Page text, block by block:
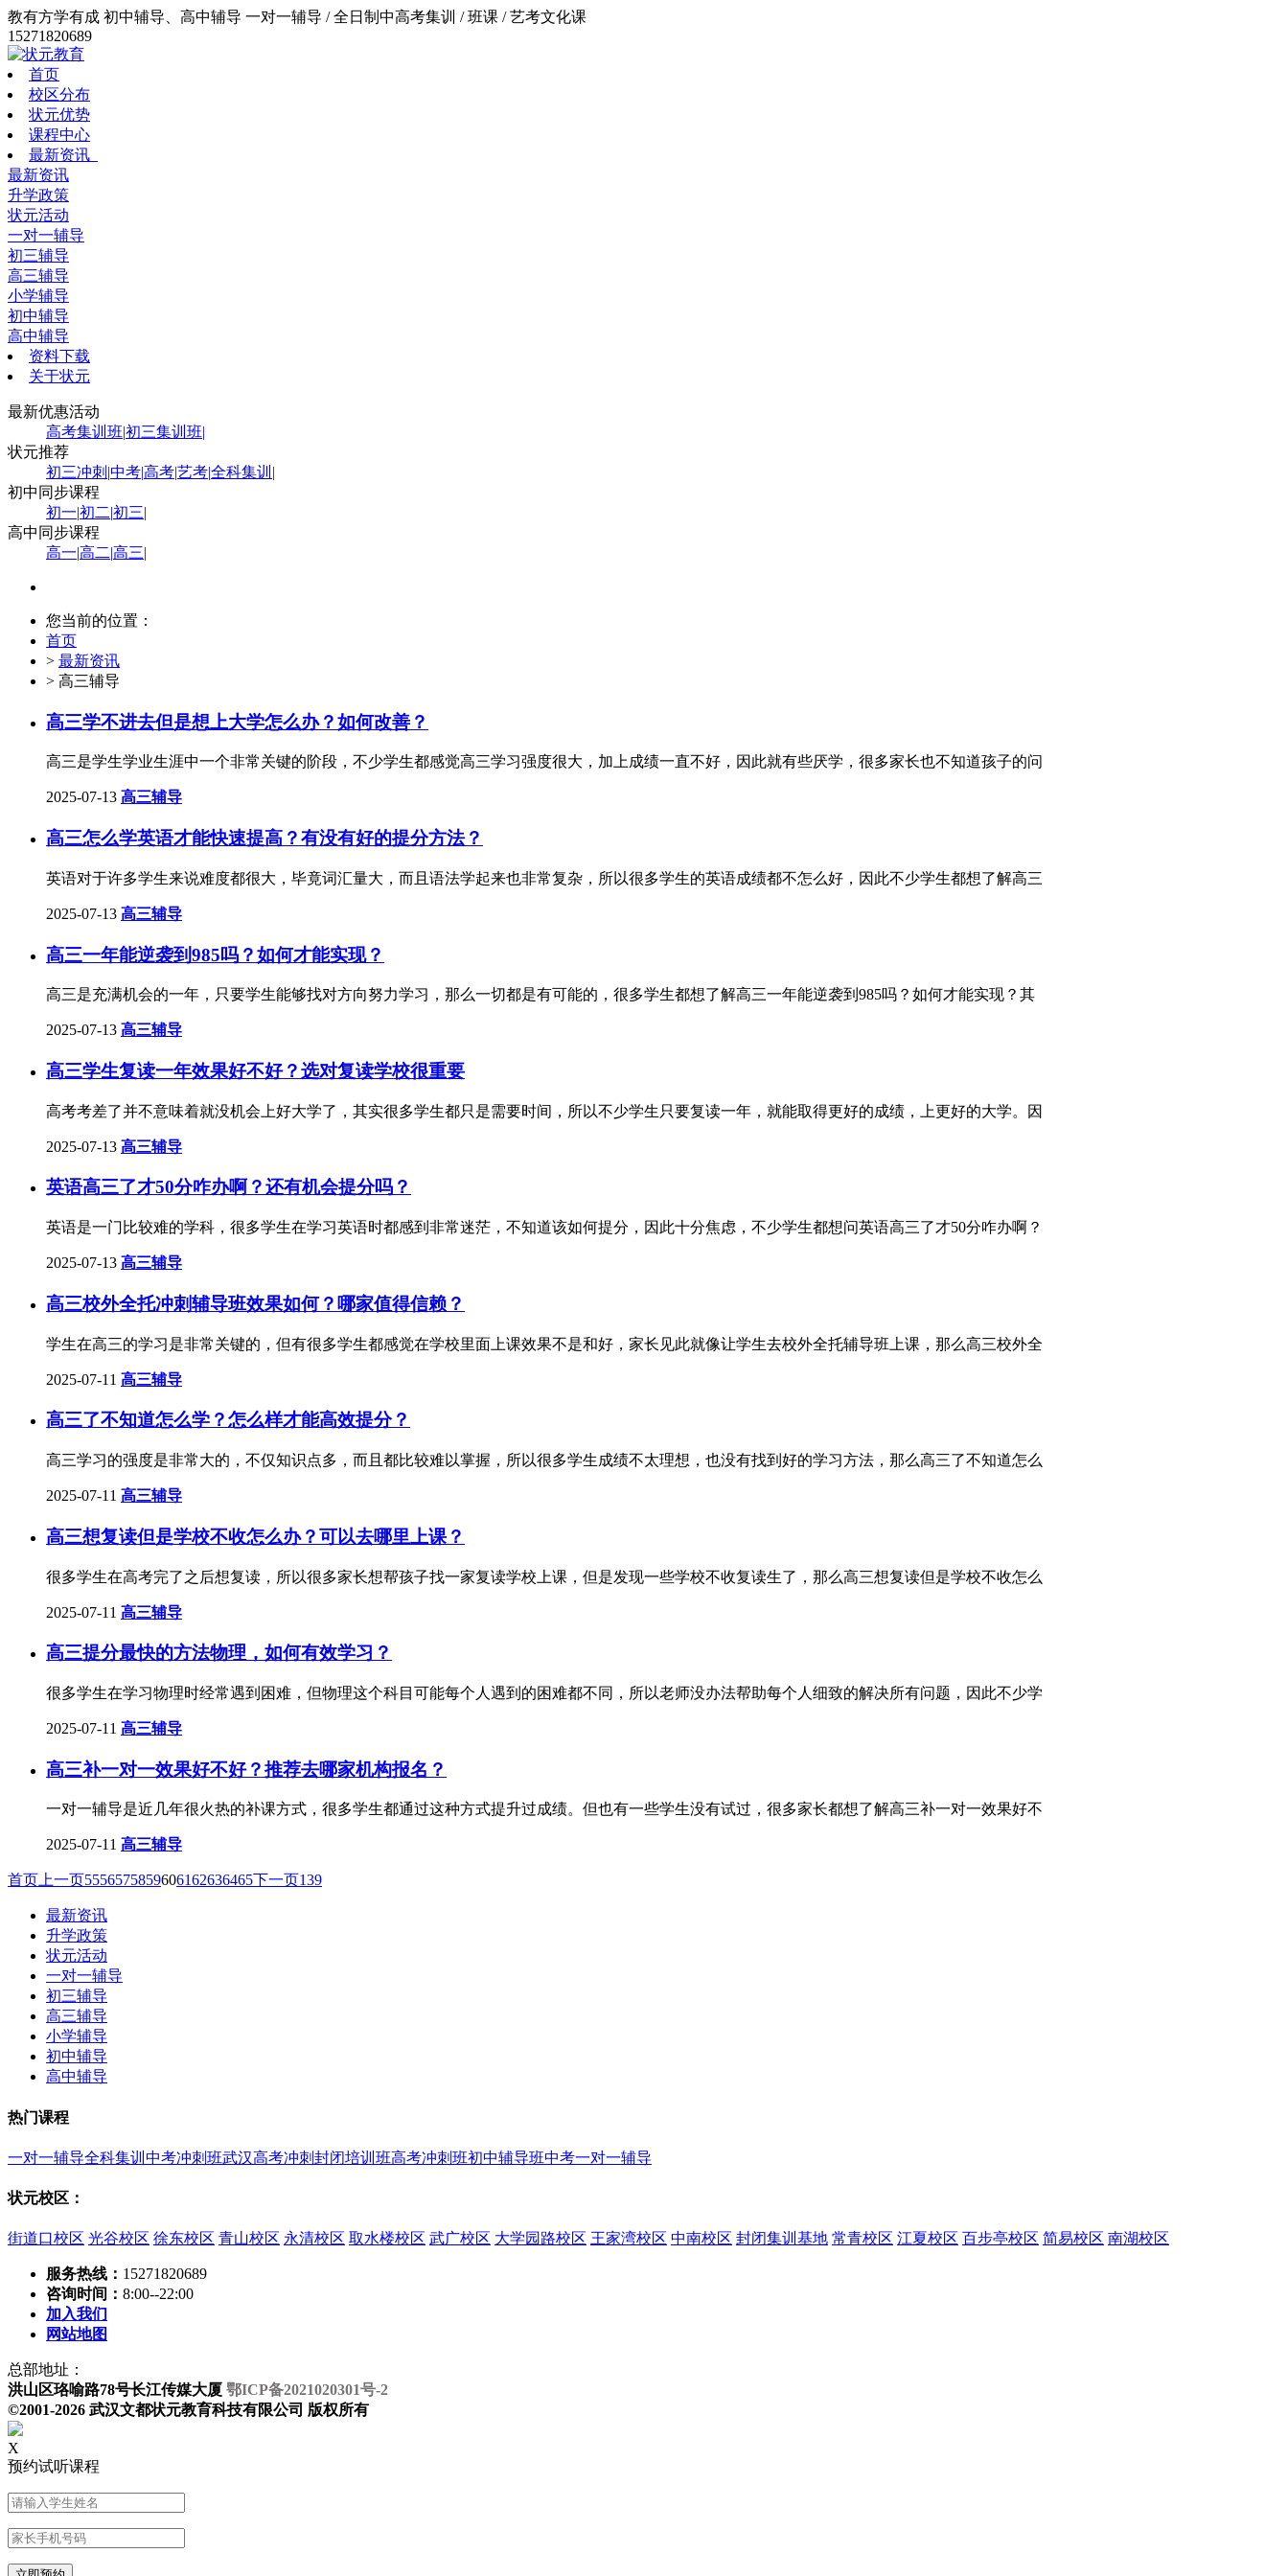
教有方学有成 初中辅导、高中辅导 一对一辅导 / 全日制中高考集训 / 班课 / 艺考文化课
15271820689
首页
校区分布
状元优势
课程中心
最新资讯
最新资讯
升学政策
状元活动
一对一辅导
初三辅导
高三辅导
小学辅导
初中辅导
高中辅导
资料下载
关于状元
最新优惠活动
高考集训班|初三集训班|
状元推荐
初三冲刺 |中考|高考|艺考|全科集训 |
初中同步课程
初一|初二|初三|
高中同步课程
高一|高二|高三|
您当前的位置：
首页
> 最新资讯
> 高三辅导
高三学不进去但是想上大学怎么办？如何改善？
高三是学生学业生涯中一个非常关键的阶段，不少学生都感觉高三学习强度很大，加上成绩一直不好，因此就有些厌学，很多家长也不知道孩子的问
2025-07-13 高三辅导
高三怎么学英语才能快速提高？有没有好的提分方法？
英语对于许多学生来说难度都很大，毕竟词汇量大，而且语法学起来也非常复杂，所以很多学生的英语成绩都不怎么好，因此不少学生都想了解高三
2025-07-13 高三辅导
高三一年能逆袭到985吗？如何才能实现？
高三是充满机会的一年，只要学生能够找对方向努力学习，那么一切都是有可能的，很多学生都想了解高三一年能逆袭到985吗？如何才能实现？其
2025-07-13 高三辅导
高三学生复读一年效果好不好？选对复读学校很重要
高考考差了并不意味着就没机会上好大学了，其实很多学生都只是需要时间，所以不少学生只要复读一年，就能取得更好的成绩，上更好的大学。因
2025-07-13 高三辅导
英语高三了才50分咋办啊？还有机会提分吗？
英语是一门比较难的学科，很多学生在学习英语时都感到非常迷茫，不知道该如何提分，因此十分焦虑，不少学生都想问英语高三了才50分咋办啊？
2025-07-13 高三辅导
高三校外全托冲刺辅导班效果如何？哪家值得信赖？
学生在高三的学习是非常关键的，但有很多学生都感觉在学校里面上课效果不是和好，家长见此就像让学生去校外全托辅导班上课，那么高三校外全
2025-07-11 高三辅导
​高三了不知道怎么学？怎么样才能高效提分？
高三学习的强度是非常大的，不仅知识点多，而且都比较难以掌握，所以很多学生成绩不太理想，也没有找到好的学习方法，那么高三了不知道怎么
2025-07-11 高三辅导
高三想复读但是学校不收怎么办？可以去哪里上课？
很多学生在高考完了之后想复读，所以很多家长想帮孩子找一家复读学校上课，但是发现一些学校不收复读生了，那么高三想复读但是学校不收怎么
2025-07-11 高三辅导
高三提分最快的方法物理，如何有效学习？
很多学生在学习物理时经常遇到困难，但物理这个科目可能每个人遇到的困难都不同，所以老师没办法帮助每个人细致的解决所有问题，因此不少学
2025-07-11 高三辅导
高三补一对一效果好不好？推荐去哪家机构报名？
一对一辅导是近几年很火热的补课方式，很多学生都通过这种方式提升过成绩。但也有一些学生没有试过，很多家长都想了解高三补一对一效果好不
2025-07-11 高三辅导
首页 上一页5556575859606162636465下一页139
最新资讯
升学政策
状元活动
一对一辅导
初三辅导
高三辅导
小学辅导
初中辅导
高中辅导
热门课程
一对一辅导全科集训 中考冲刺班武汉高考冲刺封闭培训班高考冲刺班初中辅导班中考一对一辅导
状元校区：
街道口校区 光谷校区 徐东校区 青山校区 永清校区 取水楼校区 武广校区 大学园路校区 王家湾校区 中南校区 封闭集训基地 常青校区 江夏校区 百步亭校区 简易校区 南湖校区
服务热线： 15271820689
咨询时间： 8:00--22:00
加入我们
网站地图
总部地址：
洪山区珞喻路78号长江传媒大厦 鄂ICP备2021020301号-2
©2001-2026 武汉文都状元教育科技有限公司 版权所有
X
预约试听课程